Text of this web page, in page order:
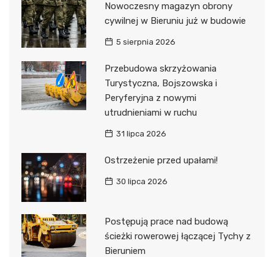
Nowoczesny magazyn obrony
cywilnej w Bieruniu już w budowie
5 sierpnia 2026
Przebudowa skrzyżowania
Turystyczna, Bojszowska i
Peryferyjna z nowymi
utrudnieniami w ruchu
31 lipca 2026
Ostrzeżenie przed upałami!
30 lipca 2026
Postępują prace nad budową
ścieżki rowerowej łączącej Tychy z
Bieruniem